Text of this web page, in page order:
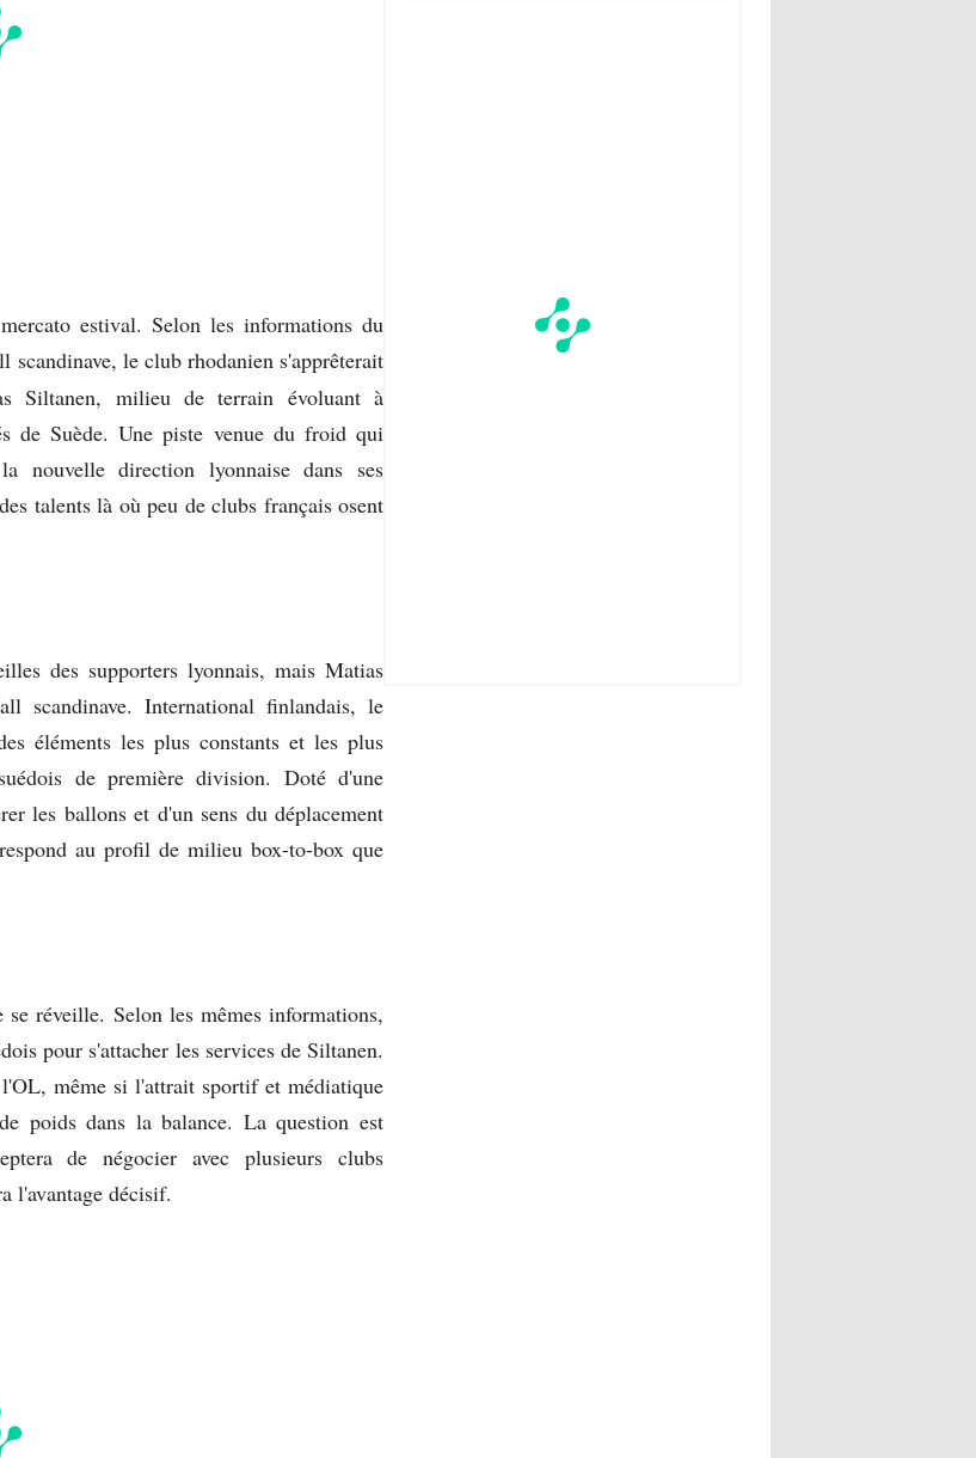
estival. Selon les informations du
scandinave, le club rhodanien s'apprêterait
Siltanen, milieu de terrain évoluant à
de Suède. Une piste venue du froid qui
nouvelle direction lyonnaise dans ses
talents là où peu de clubs français osent
des supporters lyonnais, mais Matias
scandinave. International finlandais, le
éléments les plus constants et les plus
de première division. Doté d'une
les ballons et d'un sens du déplacement
au profil de milieu box-to-box que
réveille. Selon les mêmes informations,
pour s'attacher les services de Siltanen.
même si l'attrait sportif et médiatique
poids dans la balance. La question est
de négocier avec plusieurs clubs
l'avantage décisif.